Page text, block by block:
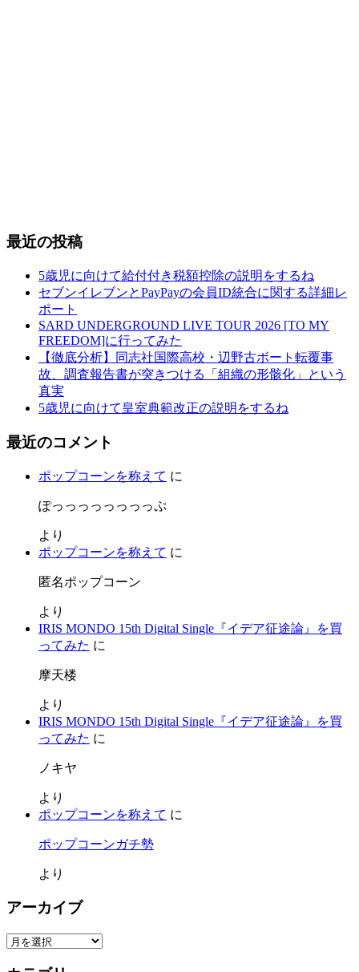
最近の投稿
5歳児に向けて給付付き税額控除の説明をするね
セブンイレブンとPayPayの会員ID統合に関する詳細レ
ポート
SARD UNDERGROUND LIVE TOUR 2026 [TO MY
FREEDOM]に行ってみた
【徹底分析】同志社国際高校・辺野古ボート転覆事
故、調査報告書が突きつける「組織の形骸化」という
真実
5歳児に向けて皇室典範改正の説明をするね
最近のコメント
ポップコーンを称えて に
ぽっっっっっっっっぷ
より
ポップコーンを称えて に
匿名ポップコーン
より
IRIS MONDO 15th Digital Single『イデア征途論』を買
ってみた に
摩天楼
より
IRIS MONDO 15th Digital Single『イデア征途論』を買
ってみた に
ノキヤ
より
ポップコーンを称えて に
ポップコーンガチ勢
より
アーカイブ
ア